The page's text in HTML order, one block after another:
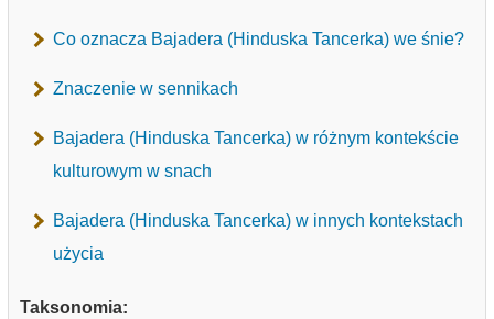
Co oznacza Bajadera (Hinduska Tancerka) we śnie?
Znaczenie w sennikach
Bajadera (Hinduska Tancerka) w różnym kontekście
kulturowym w snach
Bajadera (Hinduska Tancerka) w innych kontekstach
użycia
Taksonomia: